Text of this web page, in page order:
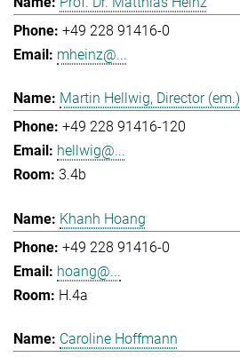
+49 228 91416-0
mheinz@...
Martin Hellwig, Director (em.)
+49 228 91416-120
hellwig@...
3.4b
Khanh Hoang
+49 228 91416-0
hoang@...
H.4a
Caroline Hoffmann